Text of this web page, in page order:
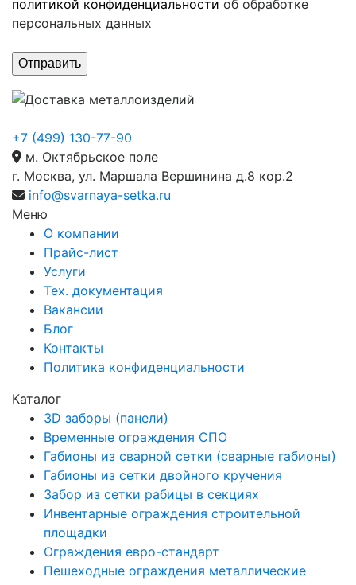
политикой конфиденциальности об обработке
персональных данных
+7 (499) 130-77-90
м. Октябрьское поле
г. Москва, ул. Маршала Вершинина д.8 кор.2
info@svarnaya-setka.ru
Меню
О компании
Прайс-лист
Услуги
Тех. документация
Вакансии
Блог
Контакты
Политика конфиденциальности
Каталог
3D заборы (панели)
Временные ограждения СПО
Габионы из сварной сетки (сварные габионы)
Габионы из сетки двойного кручения
Забор из сетки рабицы в секциях
Инвентарные ограждения строительной
площадки
Ограждения евро-стандарт
Пешеходные ограждения металлические